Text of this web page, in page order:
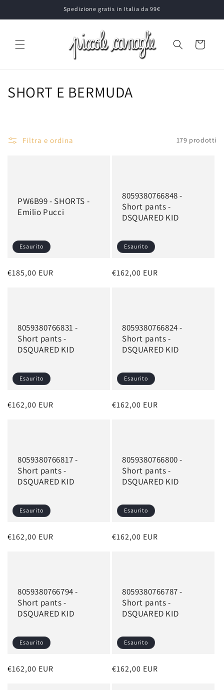
ai contenuti
Spedizione gratis in Italia da 99€
Carrello
C
n
e
SHORT E BERMUDA
Filtra e ordina 179 prodotti
PW6B99 - SHORTS -
Emilio Pucci
Esaurito
Prezzo
€185,00 EUR
8059380766848 -
Short pants -
DSQUARED KID
Esaurito
Prezzo
€162,00 EUR
8059380766831 -
Short pants -
DSQUARED KID
Esaurito
Prezzo
€162,00 EUR
8059380766824 -
Short pants -
DSQUARED KID
Esaurito
Prezzo
€162,00 EUR
8059380766817 -
Short pants -
DSQUARED KID
Esaurito
Prezzo
€162,00 EUR
8059380766800 -
Short pants -
DSQUARED KID
Esaurito
Prezzo
€162,00 EUR
8059380766794 -
Short pants -
DSQUARED KID
Esaurito
Prezzo
€162,00 EUR
8059380766787 -
Short pants -
DSQUARED KID
Esaurito
Prezzo
€162,00 EUR